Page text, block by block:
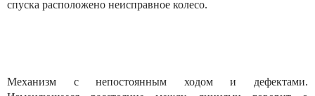
спуска расположено неисправное колесо.
Механизм с непостоянным ходом и дефектами.